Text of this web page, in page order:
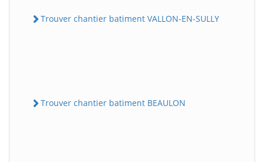
Trouver chantier batiment VALLON-EN-SULLY
Trouver chantier batiment BEAULON